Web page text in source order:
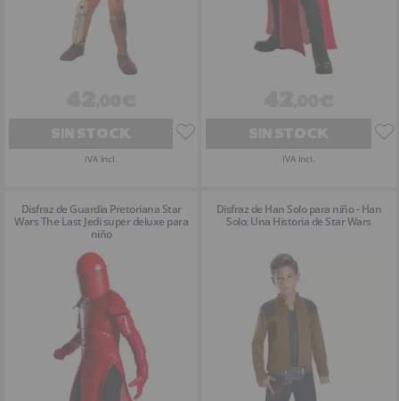
IVA Incl. IVA Incl.
Disfraz de Guardia Pretoriana Star
Wars The Last Jedi super deluxe para
niño
Disfraz de Han Solo para niño - Han
Solo: Una Historia de Star Wars